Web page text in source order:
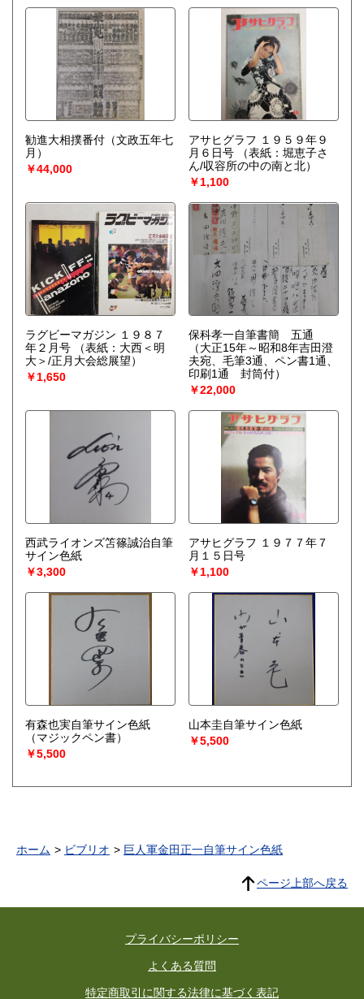
勧進大相撲番付（文政五年七
月）
￥44,000
アサヒグラフ １９５９年９
月６日号
（表紙：堀恵子さ
ん/収容所の中の南と北）
￥1,100
ラグビーマガジン １９８７
年２月号
（表紙：大西＜明
大＞/正月大会総展望）
￥1,650
保科孝一自筆書簡 五通
（大正15年～昭和8年吉田澄
夫宛、毛筆3通、ペン書1通、
印刷1通 封筒付）
￥22,000
西武ライオンズ笘篠誠治自筆
サイン色紙
￥3,300
アサヒグラフ １９７７年７
月１５日号
￥1,100
有森也実自筆サイン色紙
（マジックペン書）
￥5,500
山本圭自筆サイン色紙
￥5,500
ホーム ビブリオ 巨人軍金田正一自筆サイン色紙
ページ上部へ戻る
プライバシーポリシー
よくある質問
特定商取引に関する法律に基づく表記